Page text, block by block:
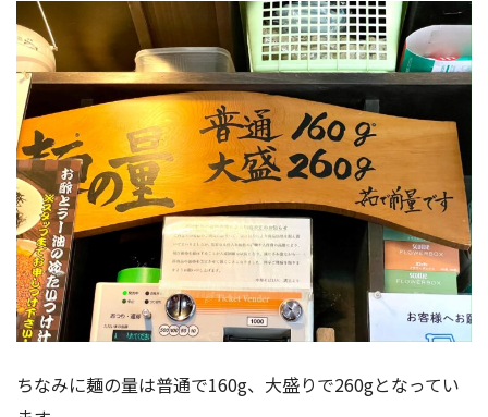
ちなみに麺の量は普通で160g、大盛りで260gとなってい